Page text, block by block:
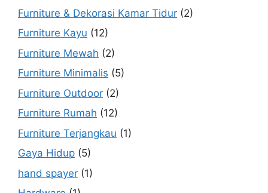
Furniture & Dekorasi Kamar Tidur (2)
Furniture Kayu (12)
Furniture Mewah (2)
Furniture Minimalis (5)
Furniture Outdoor (2)
Furniture Rumah (12)
Furniture Terjangkau (1)
Gaya Hidup (5)
hand spayer (1)